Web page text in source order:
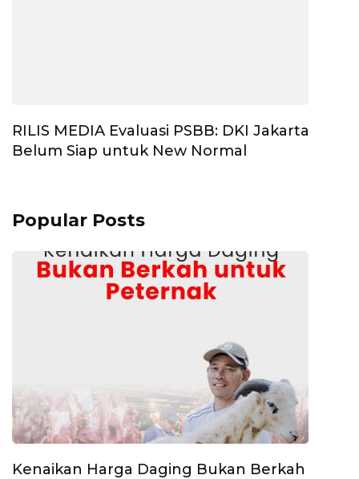
RILIS MEDIA Evaluasi PSBB: DKI Jakarta
Belum Siap untuk New Normal
Popular Posts
Kenaikan Harga Daging Bukan Berkah